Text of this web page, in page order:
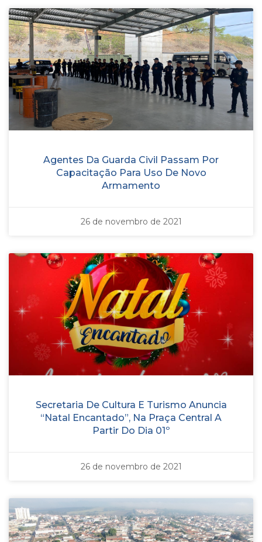
Agentes Da Guarda Civil Passam Por
Capacitação Para Uso De Novo
Armamento
26 de novembro de 2021
Secretaria De Cultura E Turismo Anuncia
“Natal Encantado”, Na Praça Central A
Partir Do Dia 01º
26 de novembro de 2021